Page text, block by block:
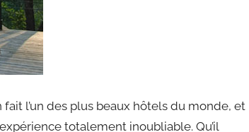
l’un des plus beaux hôtels du monde, et
totalement inoubliable. Qu’il